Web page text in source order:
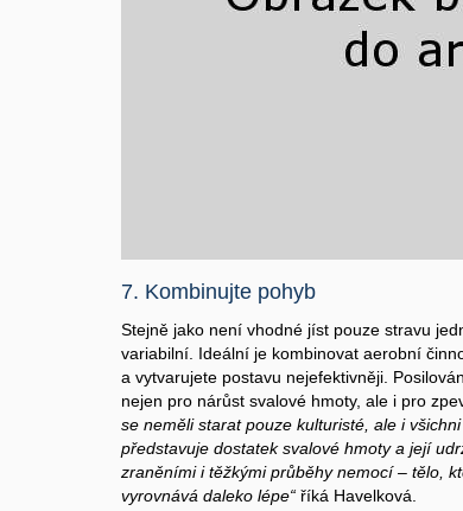
7. Kombinujte pohyb
Stejně jako není vhodné jíst pouze stravu
variabilní. Ideální je kombinovat aerobní
a vytvarujete postavu nejefektivněji.
nejen pro nárůst svalové hmoty, ale i pro
se neměli starat pouze kulturisté, ale i
představuje dostatek svalové hmoty a její
zraněními i těžkými průběhy nemocí – tělo,
vyrovnává daleko lépe“ říká Havelková.